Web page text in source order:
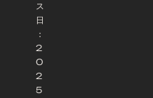
ス
日
：
2
0
2
5